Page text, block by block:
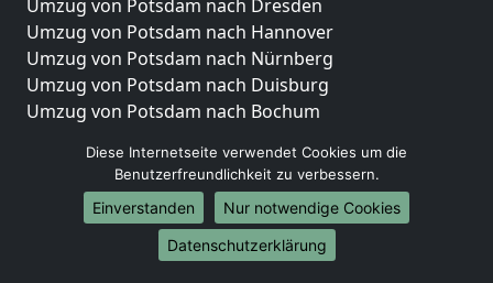
Umzug von Potsdam nach Dresden
Umzug von Potsdam nach Hannover
Umzug von Potsdam nach Nürnberg
Umzug von Potsdam nach Duisburg
Umzug von Potsdam nach Bochum
Umzug von Potsdam nach Bielefeld
Umzug von Potsdam nach Bonn
Umzug von Potsdam nach Münster
Internationale-Umzüge
Diese Internetseite verwendet Cookies um die
Benutzerfreundlichkeit zu verbessern.
Einverstanden
Nur notwendige Cookies
Datenschutzerklärung